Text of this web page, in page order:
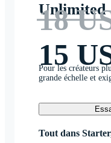
Unlimited
18
15
Pour les créateurs
grande échelle et
Tout dans